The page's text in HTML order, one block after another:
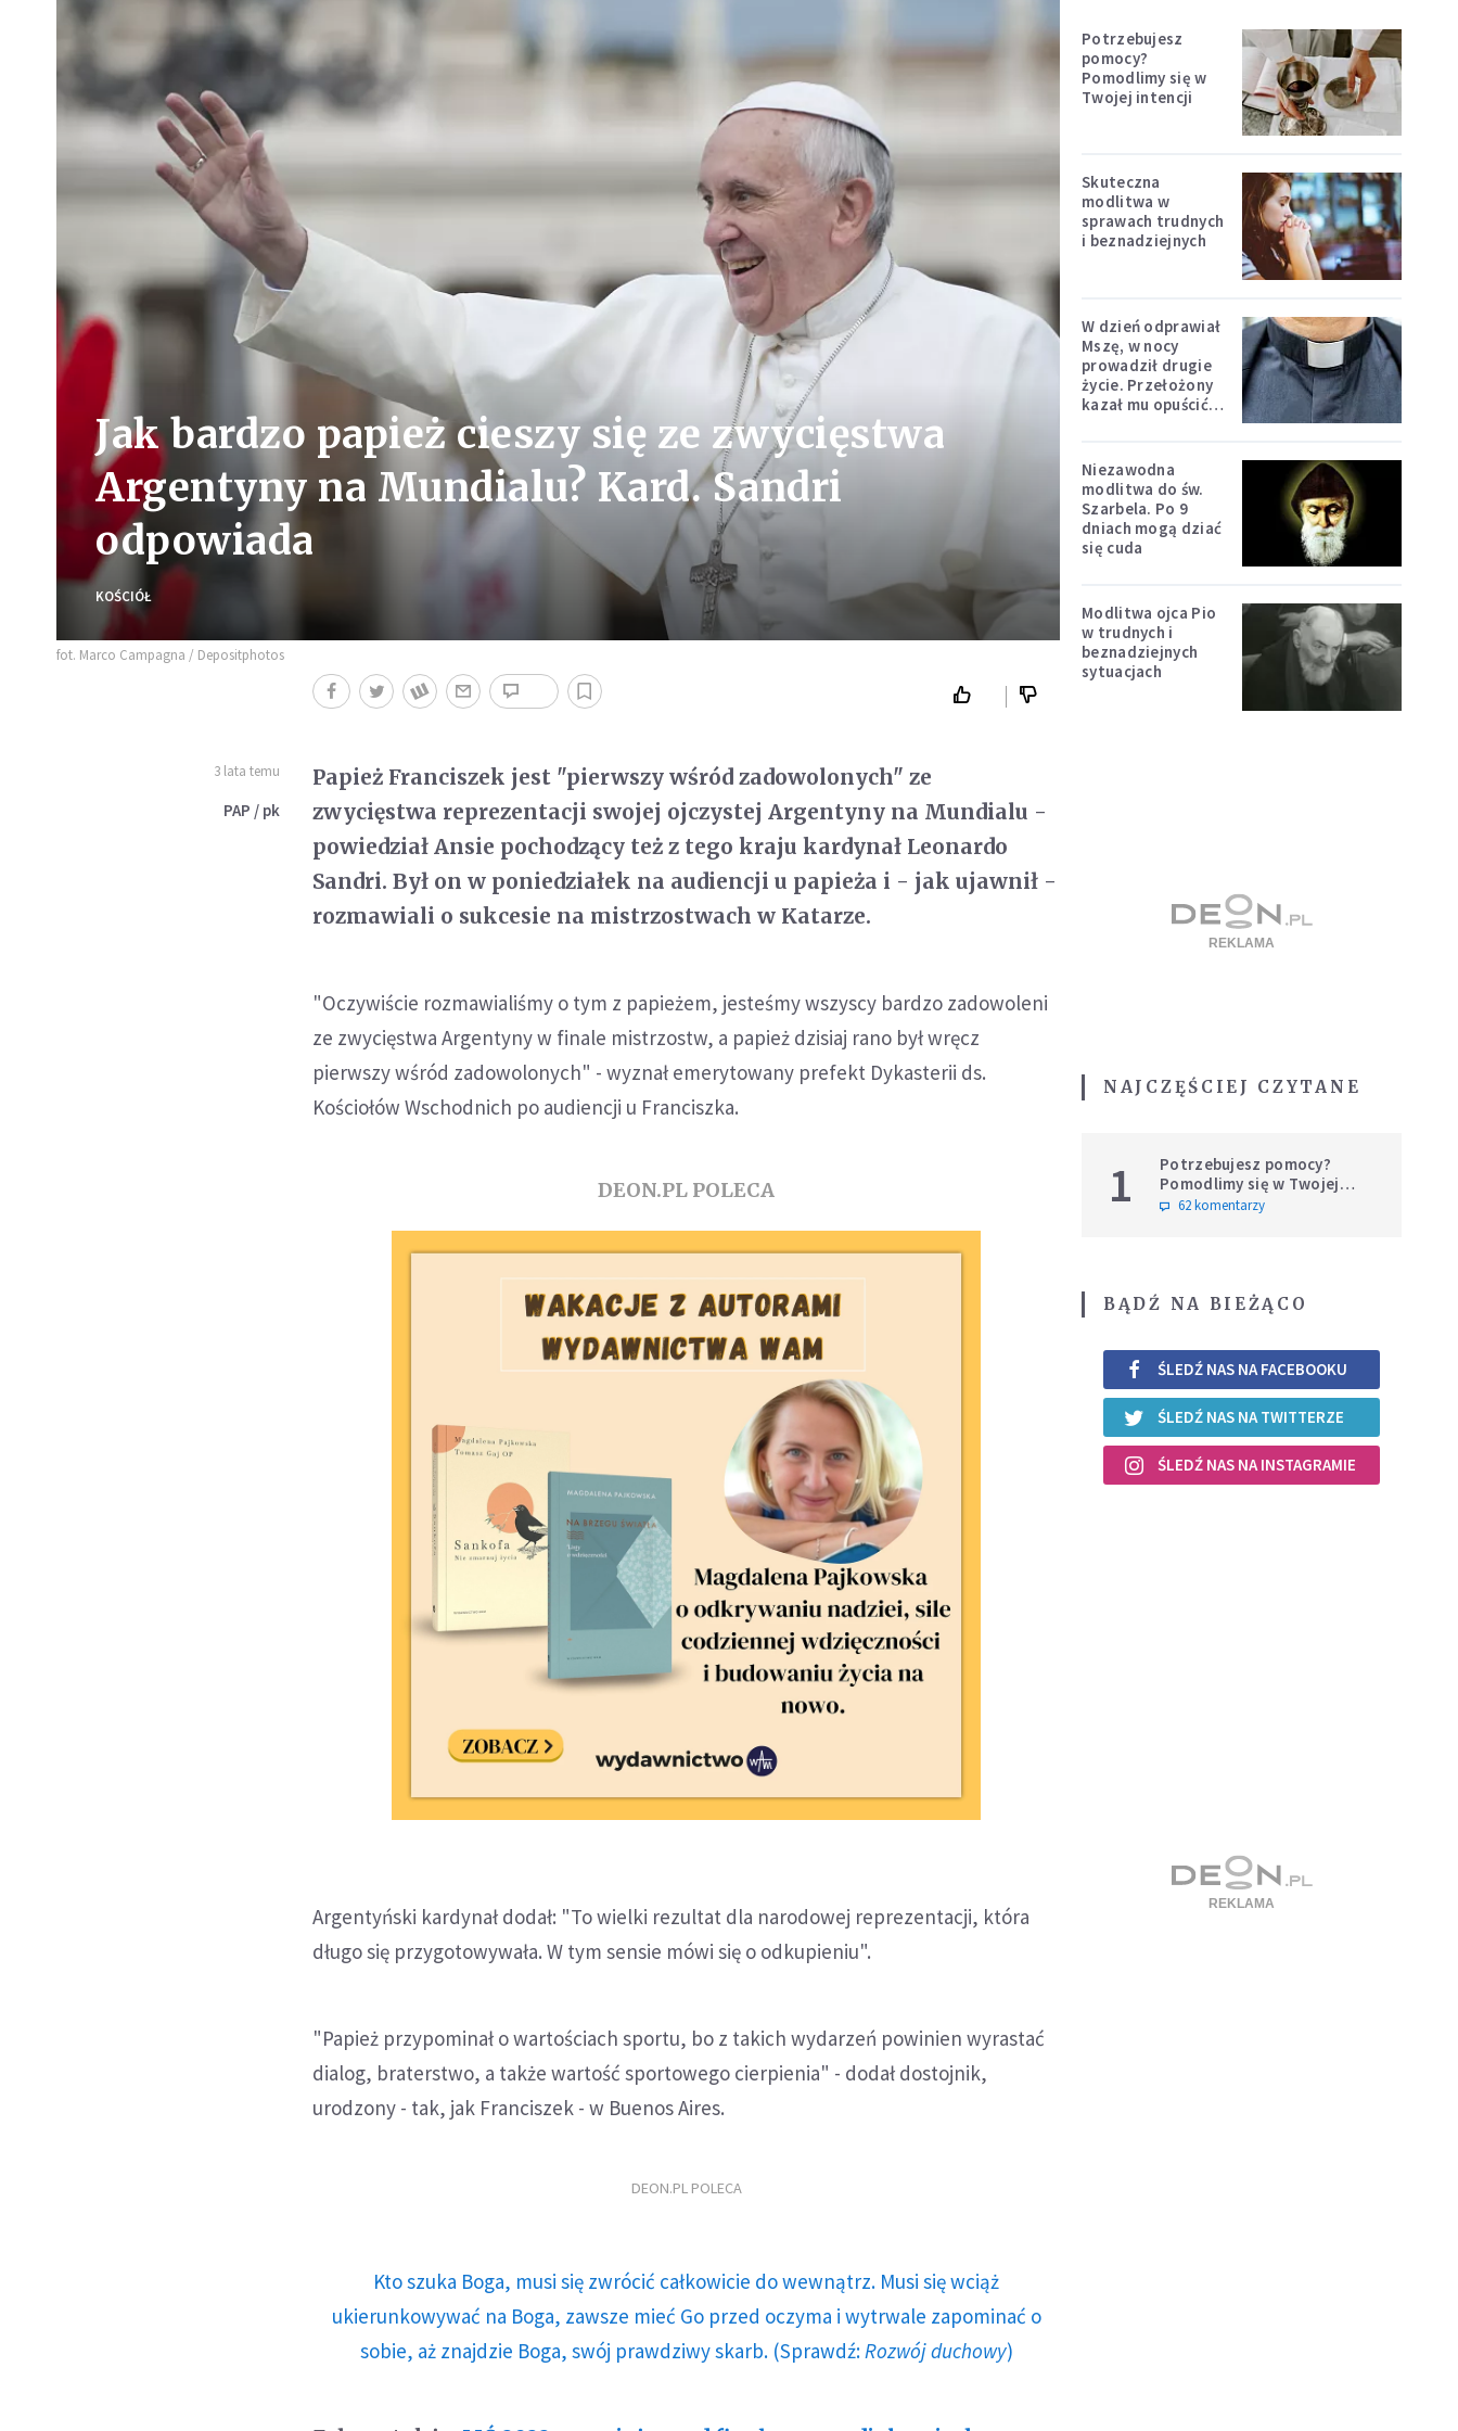
Jak bardzo papież cieszy się ze zwycięstwa
Argentyny na Mundialu? Kard. Sandri
odpowiada
KOŚCIÓŁ
fot. Marco Campagna / Depositphotos
3 lata temu
PAP / pk
Papież Franciszek jest "pierwszy wśród zadowolonych" ze
zwycięstwa reprezentacji swojej ojczystej Argentyny na Mundialu -
powiedział Ansie pochodzący też z tego kraju kardynał Leonardo
Sandri. Był on w poniedziałek na audiencji u papieża i - jak ujawnił -
rozmawiali o sukcesie na mistrzostwach w Katarze.
"Oczywiście rozmawialiśmy o tym z papieżem, jesteśmy wszyscy bardzo zadowoleni
ze zwycięstwa Argentyny w finale mistrzostw, a papież dzisiaj rano był wręcz
pierwszy wśród zadowolonych" - wyznał emerytowany prefekt Dykasterii ds.
Kościołów Wschodnich po audiencji u Franciszka.
DEON.PL POLECA
Argentyński kardynał dodał: "To wielki rezultat dla narodowej reprezentacji, która
długo się przygotowywała. W tym sensie mówi się o odkupieniu".
"Papież przypominał o wartościach sportu, bo z takich wydarzeń powinien wyrastać
dialog, braterstwo, a także wartość sportowego cierpienia" - dodał dostojnik,
urodzony - tak, jak Franciszek - w Buenos Aires.
DEON.PL POLECA
Kto szuka Boga, musi się zwrócić całkowicie do wewnątrz. Musi się wciąż
ukierunkowywać na Boga, zawsze mieć Go przed oczyma i wytrwale zapominać o
sobie, aż znajdzie Boga, swój prawdziwy skarb. (Sprawdź: Rozwój duchowy)
Potrzebujesz
pomocy?
Pomodlimy się w
Twojej intencji
Skuteczna
modlitwa w
sprawach trudnych
i beznadziejnych
W dzień odprawiał
Mszę, w nocy
prowadził drugie
życie. Przełożony
kazał mu opuścić
Niezawodna
modlitwa do św.
Szarbela. Po 9
dniach mogą dziać
się cuda
Modlitwa ojca Pio
w trudnych i
beznadziejnych
sytuacjach
NAJCZĘŚCIEJ CZYTANE
1
Potrzebujesz pomocy?
Pomodlimy się w Twojej
intencji
62 komentarzy
BĄDŹ NA BIEŻĄCO
ŚLEDŹ NAS NA FACEBOOKU
ŚLEDŹ NAS NA TWITTERZE
ŚLEDŹ NAS NA INSTAGRAMIE